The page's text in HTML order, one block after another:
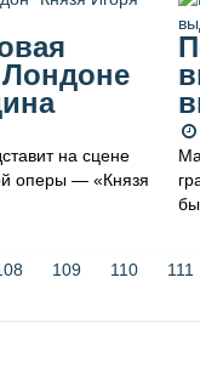
Лондоне
на сцене
оперы — «Князя
109 110 111